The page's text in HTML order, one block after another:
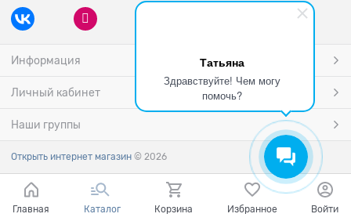
Татьяна
Здравствуйте! Чем могу
помочь?
Информация
Личный кабинет
Наши группы
Открыть интернет магазин © 2026
Главная Каталог Корзина Избранное Войти